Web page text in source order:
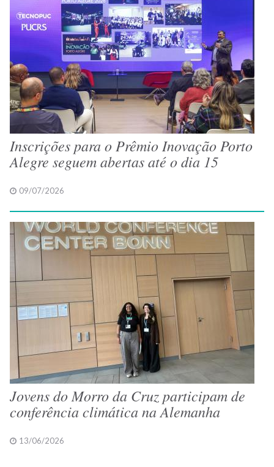
Inscrições para o Prêmio Inovação Porto
Alegre seguem abertas até o dia 15
09/07/2026
Jovens do Morro da Cruz participam de
conferência climática na Alemanha
13/06/2026